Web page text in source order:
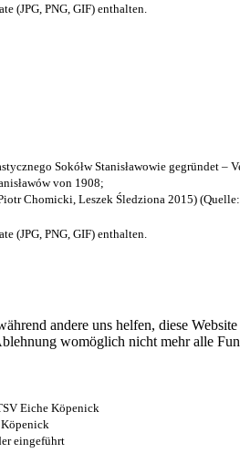
andere uns helfen, diese
womöglich nicht mehr alle
(JPG, PNG, GIF) enthalten.
Sokółw Stanisławowie gegründet –
von 1908;
Chomicki, Leszek Śledziona 2015) (Quelle:
(JPG, PNG, GIF) enthalten.
Eiche Köpenick
eingeführt